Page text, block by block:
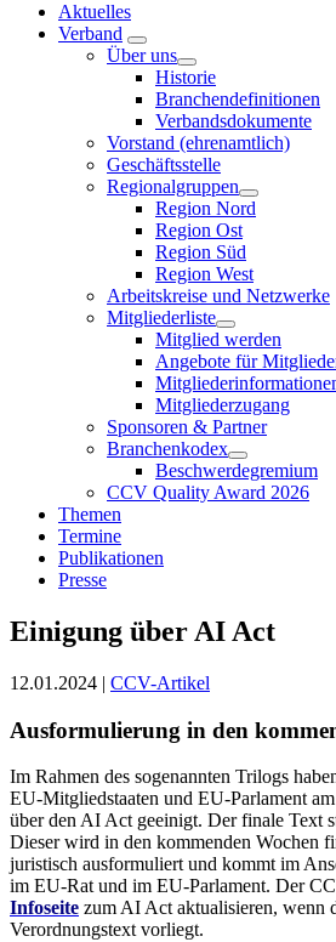
Aktuelles
Verband
Über uns
Historie
Branchendefinitionen
Verbandsdokumente
Vorstand (ehrenamtlich)
Geschäftsstelle
Regionalgruppen
Region Nord
Region Ost
Region Süd
Region West
Arbeitskreise und Netzwerke
Mitgliederliste
Mitglied werden
Angebote für
Mitgliederzugang
Sponsoren & Partner
Branchenkodex
Beschwerdegremium
CCV Quality Award 2026
Themen
Termine
Publikationen
Presse
Einigung über AI Act
12.01.2024 | CCV-Artikel
Ausformulierung in den
Im Rahmen des sogenannten Trilogs
EU-Mitgliedstaaten und EU-Parlament
über den AI Act geeinigt. Der finale Text
Dieser wird in den kommenden Wochen
juristisch ausformuliert und kommt im
im EU-Rat und im EU-Parlament. Der
Infoseite zum AI Act aktualisieren, wenn
Verordnungstext vorliegt.